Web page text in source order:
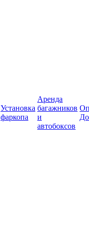
Установка
фаркопа
Аренда
багажников
и
автобоксов